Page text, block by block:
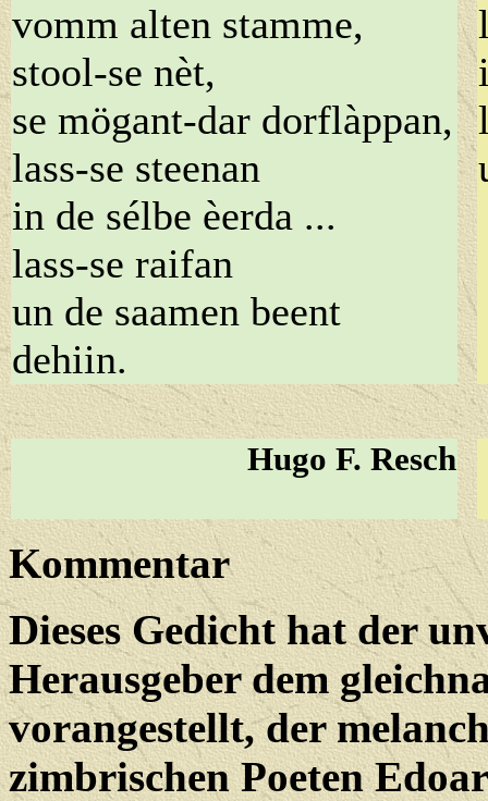
vomm alten stamme,
stool-se nèt,
se mögant-dar dorflàppan,
lass-se steenan
in de sélbe èerda ...
lass-se raifan
un de saamen beent
dehiin.
Hugo F. Resch
Kommentar
Dieses Gedicht hat der
Herausgeber dem
vorangestellt, der
zimbrischen Poeten